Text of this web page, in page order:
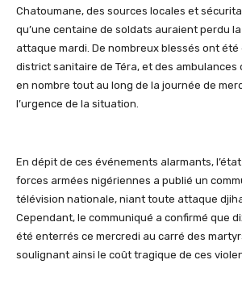
Chatoumane, des sources locales et
qu’une centaine de soldats auraient perdu la
attaque mardi. De nombreux blessés ont été
district sanitaire de Téra, et des ambulances
en nombre tout au long de la journée de
l’urgence de la situation.
En dépit de ces événements alarmants,
forces armées nigériennes a publié un
télévision nationale, niant toute attaque
Cependant, le communiqué a confirmé que
été enterrés ce mercredi au carré des
soulignant ainsi le coût tragique de ces